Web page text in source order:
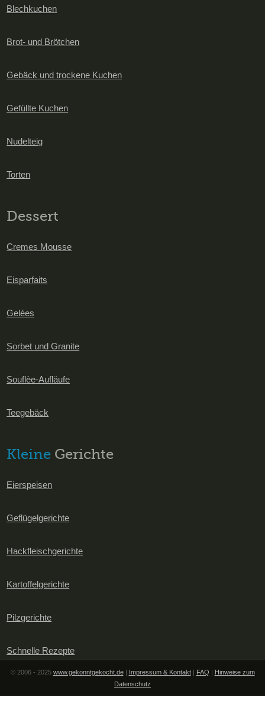
Blechkuchen
Brot- und Brötchen
Gebäck und trockene Kuchen
Gefüllte Kuchen
Nudelteig
Torten
Dessert
Cremes Mousse
Eisparfaits
Gelées
Sorbet und Granite
Souflèe-Aufläufe
Teegebäck
Kleine Gerichte
Eierspeisen
Geflügelgerichte
Hackfleischgerichte
Kartoffelgerichte
Pilzgerichte
Schnelle Rezepte
© 2006 - 2025 www.gekonntgekocht.de| Impressum & Kontakt| FAQ | Hinweise zum
Datenschutz